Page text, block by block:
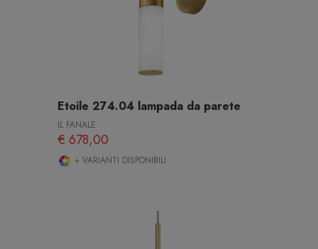
Etoile 274.04 lampada da parete
IL FANALE
€ 678,00
+ VARIANTI DISPONIBILI